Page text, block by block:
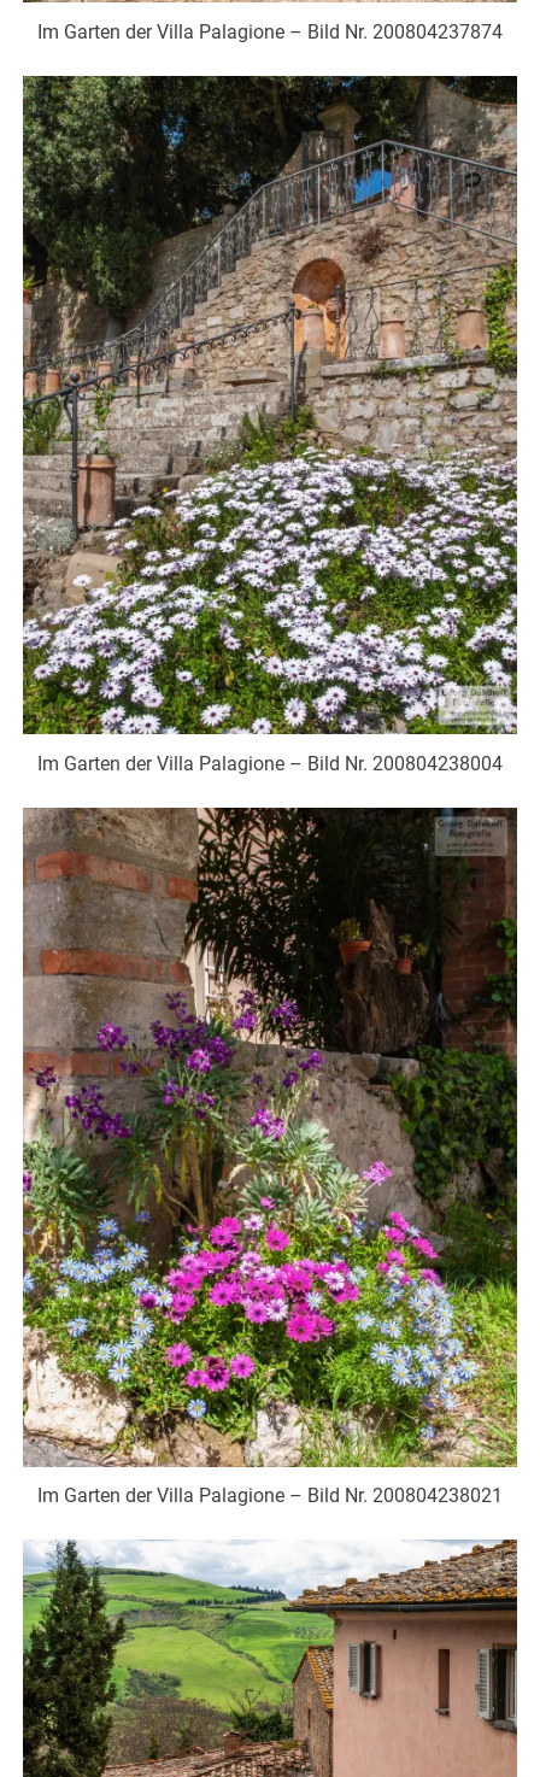
Im Garten der Villa Palagione – Bild Nr. 200804237874
Im Garten der Villa Palagione – Bild Nr. 200804238004
Im Garten der Villa Palagione – Bild Nr. 200804238021